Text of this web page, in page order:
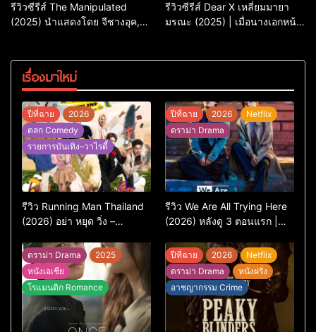
รีวิวซีรีส์ The Manipulated
(2025) นำแสดงโดย จีชางอุค,
รีวิวซีรีส์ Dear X เหลี่ยมมายา
มรณะ (2025) | เมื่อนางเอกหน้า
เรื่องมาใหม่
ปีที่ฉาย
2026
ตลก Comedy
รายการบันเทิง–วาไรตี้
รีวิว Running Man Thailand
(2026) อย่า หยุด วิ่ง –
ต้นฉบับเกาหลี
ปีที่ฉาย 2026
Netflix
ดราม่า Drama
รีวิว We Are All Trying Here
(2026) หลังดู 3 ตอนแรก |
แต่ยังไปไม่ถึงไหน
ดราม่า Drama
2025
หนังเอเชีย
โรแมนติก Romance
ปีที่ฉาย 2026
Netflix
ดราม่า Drama
หนังฝรั่ง
อาชญากรรม Crime